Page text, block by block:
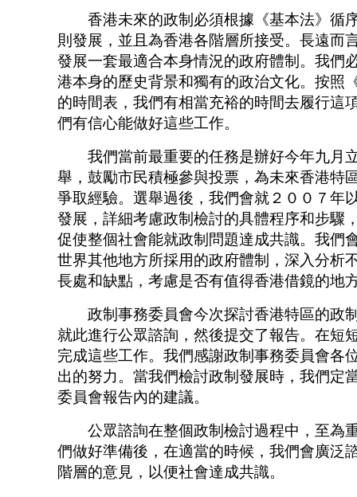
香港未來的政制必須根據《基本法》循
則發展，並且為香港各階層所接受。長遠而
發展一套最適合本身情況的政府體制。我們
港本身的歷史背景和獨有的政治文化。按照
的時間表，我們有相當充裕的時間去履行這
們有信心能做好這些工作。
我們當前最重要的任務是辦好今年九月
舉，鼓勵市民積極參與投票，為未來香港特
爭取經驗。選舉過後，我們會就２００７年
發展，詳細考慮政制檢討的具體程序和步驟
促使整個社會能就政制問題達成共識。我們
世界其他地方所採用的政府體制，深入分析
長處和缺點，考慮是否有值得香港借鏡的地
政制事務委員會今次探討香港特區的政
就此進行公眾諮詢，然後提交了報告。在短
完成這些工作。我們感謝政制事務委員會各
出的努力。當我們檢討政制發展時，我們定
委員會報告內的建議。
公眾諮詢在整個政制檢討過程中，至為
們做好準備後，在適當的時候，我們會廣泛
階層的意見，以便社會達成共識。